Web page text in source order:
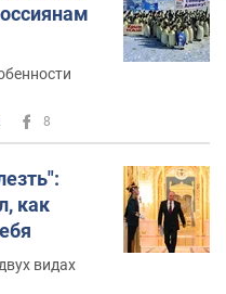
8
как
видах